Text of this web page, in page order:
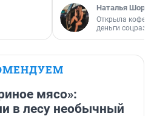
Наталья
Открыла
деньги
мясо»:
в лесу необычный